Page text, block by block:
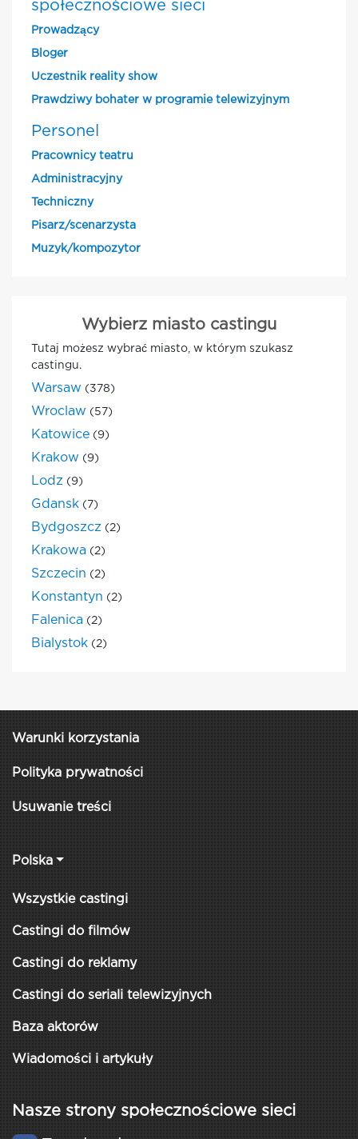
społecznościowe sieci
Prowadzący
Bloger
Uczestnik reality show
Prawdziwy bohater w programie telewizyjnym
Personel
Pracownicy teatru
Administracyjny
Techniczny
Pisarz/scenarzysta
Muzyk/kompozytor
Wybierz miasto castingu
Tutaj możesz wybrać miasto, w którym szukasz
castingu.
Warsaw (378)
Wroclaw (57)
Katowice (9)
Krakow (9)
Lodz (9)
Gdansk (7)
Bydgoszcz (2)
Krakowa (2)
Szczecin (2)
Konstantyn (2)
Falenica (2)
Bialystok (2)
Warunki korzystania
Polityka prywatności
Usuwanie treści
Polska
Wszystkie castingi
Castingi do filmów
Castingi do reklamy
Castingi do seriali telewizyjnych
Baza aktorów
Wiadomości i artykuły
Nasze strony społecznościowe sieci